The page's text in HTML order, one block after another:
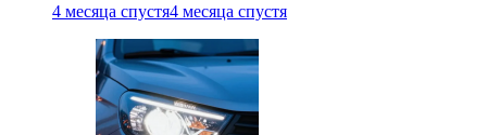
4 месяца спустя4 месяца спустя